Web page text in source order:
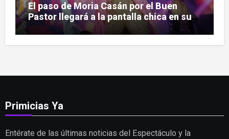
El paso de Moria Casán por el Buen
Pastor llegará a la pantalla chica en su
nueva serie documental
Primicias Ya
Entérate de las últimas noticias del Espectáculo y la